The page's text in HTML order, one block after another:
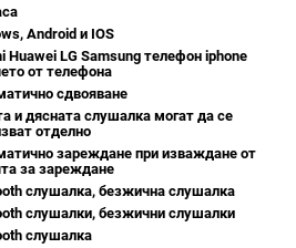
Android и IOS
Huawei LG Samsung телефон iphone
от телефона
сдвояване
и дясната слушалка могат да се
отделно
зареждане при изваждане от
за зареждане
слушалка, безжична слушалка
слушалки, безжични слушалки
слушалка